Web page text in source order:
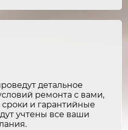
детальное
ремонта с вами,
и гарантийные
учтены все ваши